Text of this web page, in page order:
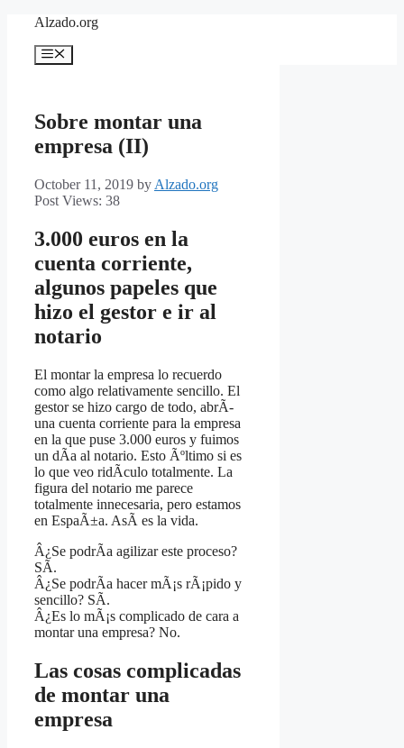
content
Alzado.org
Menu
Sobre montar una
empresa (II)
October 11, 2019 by Alzado.org
Post Views: 38
3.000 euros en la
cuenta corriente,
algunos papeles que
hizo el gestor e ir al
notario
El montar la empresa lo recuerdo
como algo relativamente sencillo. El
gestor se hizo cargo de todo, abrÃ­
una cuenta corriente para la empresa
en la que puse 3.000 euros y fuimos
un dÃ­a al notario. Esto Ãºltimo si es
lo que veo ridÃ­culo totalmente. La
figura del notario me parece
totalmente innecesaria, pero estamos
en EspaÃ±a. AsÃ­ es la vida.
Â¿Se podrÃ­a agilizar este proceso?
SÃ­.
Â¿Se podrÃ­a hacer mÃ¡s rÃ¡pido y
sencillo? SÃ­.
Â¿Es lo mÃ¡s complicado de cara a
montar una empresa? No.
Las cosas complicadas
de montar una
empresa